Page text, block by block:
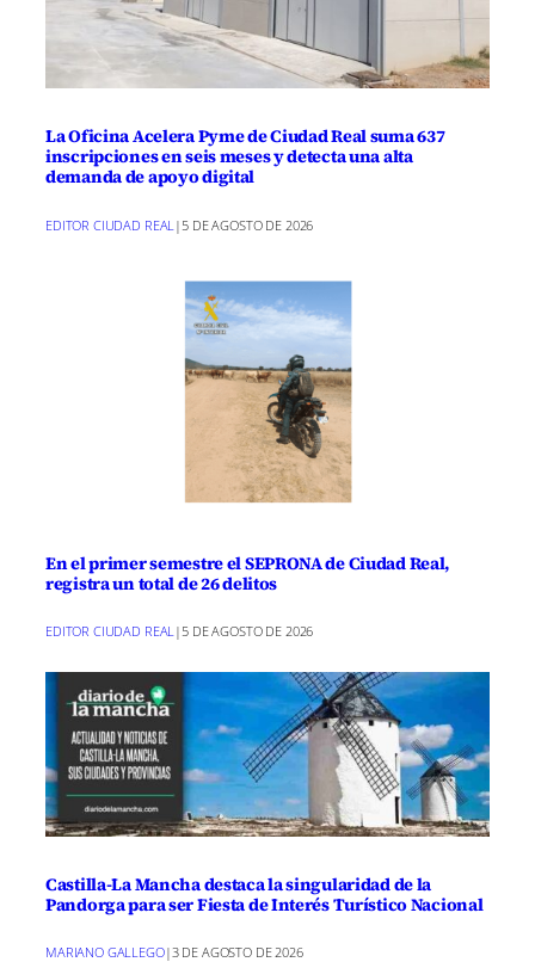
La Oficina Acelera Pyme de Ciudad Real suma 637
inscripciones en seis meses y detecta una alta
demanda de apoyo digital
EDITOR CIUDAD REAL | 5 DE AGOSTO DE 2026
En el primer semestre el SEPRONA de Ciudad Real,
registra un total de 26 delitos
EDITOR CIUDAD REAL | 5 DE AGOSTO DE 2026
Castilla-La Mancha destaca la singularidad de la
Pandorga para ser Fiesta de Interés Turístico Nacional
MARIANO GALLEGO|3 DE AGOSTO DE 2026